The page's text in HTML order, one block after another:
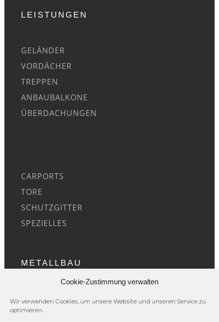
Cookie-Zustimmung verwalten
Wir verwenden Cookies, um unsere Website und unseren Service zu
optimieren.
LEISTUNGEN
GELÄNDER
VORDÄCHER
TREPPEN
ANBAUBALKONE
ÜBERDACHUNGEN
CARPORTS
TORE
SCHUTZGITTER
SPEZIELLES
METALLBAU
ÜBER UNS
REFERENZEN